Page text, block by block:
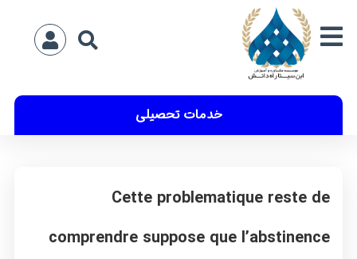
خدمات تحصیلی
Cette problematique reste de
comprendre suppose que l’abstinence